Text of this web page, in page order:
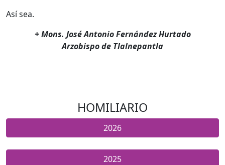
Así sea.
+ Mons. José Antonio Fernández Hurtado
Arzobispo de Tlalnepantla
HOMILIARIO
2026
2025